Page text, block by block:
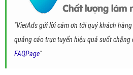
"VietAds gửi lời cảm ơn tới quý khách
quảng cáo trực tuyến hiệu quả suốt chặng
FAQPage"